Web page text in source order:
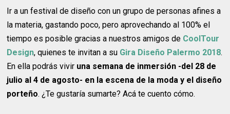
Ir a un festival de diseño con un grupo de personas afines a
la materia, gastando poco, pero aprovechando al 100% el
tiempo es posible gracias a nuestros amigos de CoolTour
Design, quienes te invitan a su Gira Diseño Palermo 2018.
En ella podrás vivir una semana de inmersión -del 28 de
julio al 4 de agosto- en la escena de la moda y el diseño
porteño. ¿Te gustaría sumarte? Acá te cuento cómo.